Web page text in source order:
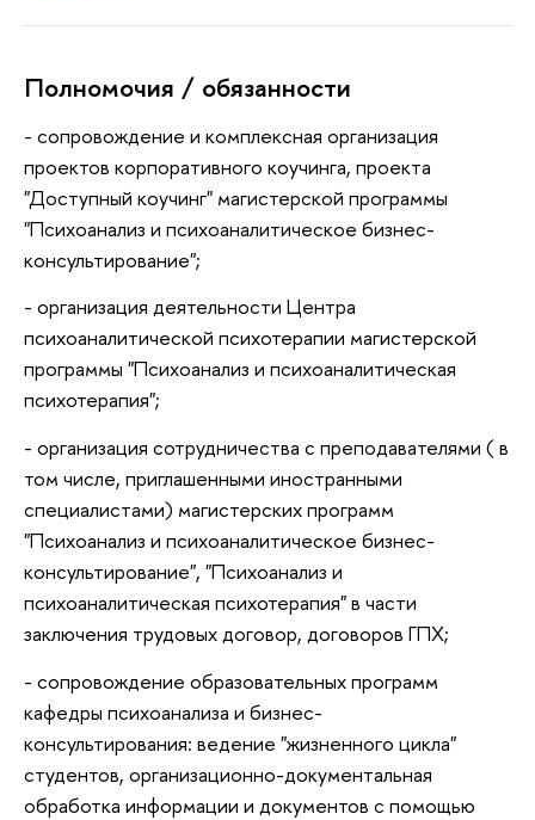
Полномочия / обязанности
- cопровождение и комплексная организация
проектов корпоративного коучинга, проекта
"Доступный коучинг" магистерской программы
"Психоанализ и психоаналитическое бизнес-
консультирование";
- организация деятельности Центра
психоаналитической психотерапии магистерской
программы "Психоанализ и психоаналитическая
психотерапия";
- организация сотрудничества с преподавателями ( в
том числе, приглашенными иностранными
специалистами) магистерских программ
"Психоанализ и психоаналитическое бизнес-
консультирование", "Психоанализ и
психоаналитическая психотерапия" в части
заключения трудовых договор, договоров ГПХ;
- сопровождение образовательных программ
кафедры психоанализа и бизнес-
консультирования: ведение "жизненного цикла"
студентов, организационно-документальная
обработка информации и документов с помощью